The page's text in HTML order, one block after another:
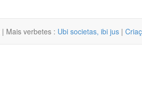
| Mais verbetes : Ubi societas, ibi jus |